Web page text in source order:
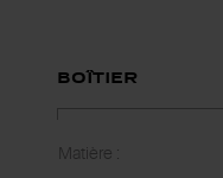
Boîtier
Matière :